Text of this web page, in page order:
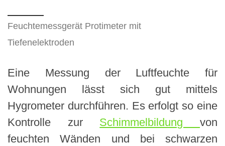
Feuchtemessgerät Protimeter mit
Tiefenelektroden
Eine Messung der Luftfeuchte für
Wohnungen lässt sich gut mittels
Hygrometer durchführen. Es erfolgt so eine
Kontrolle zur Schimmelbildungvon
feuchten Wänden und bei schwarzen